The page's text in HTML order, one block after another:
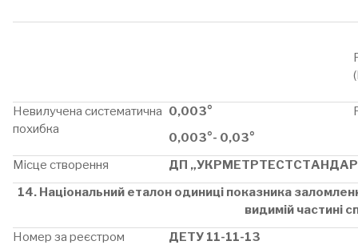
Невилучена систематична
похибка
0,003°
0,003°- 0,03°
Місце створення
ДП
14. Національний еталон одиниці показника
видимій частині
Номер за реєстром
ДЕТУ 11-11-13